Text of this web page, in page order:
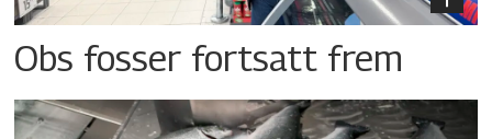
Obs fosser fortsatt frem